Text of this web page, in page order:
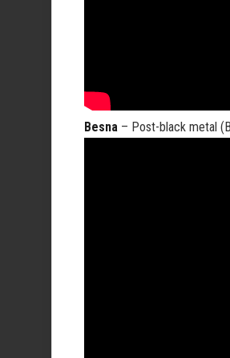
Besna – Post-black metal